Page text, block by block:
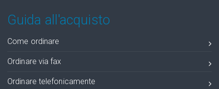
Guida all'acquisto
Come ordinare
Ordinare via fax
Ordinare telefonicamente